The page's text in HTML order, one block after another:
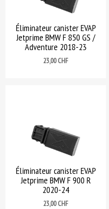
Éliminateur canister EVAP
Jetprime BMW F 850 GS /
Adventure 2018-23
Prix
23,00 CHF
Éliminateur canister EVAP
Jetprime BMW F 900 R
2020-24
Prix
23,00 CHF